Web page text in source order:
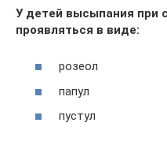
У детей высыпания при
проявляться в виде:
розеол
папул
пустул